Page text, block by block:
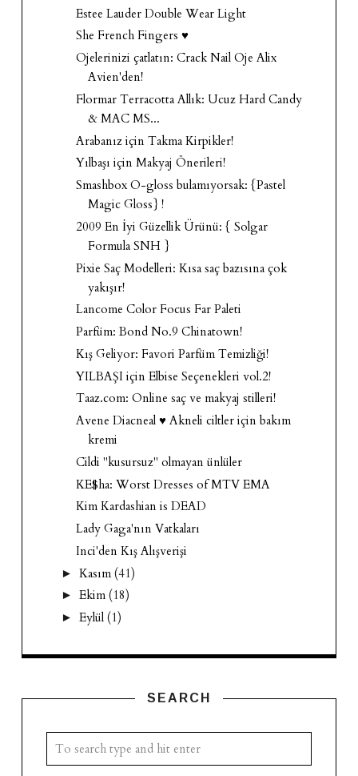
Estee Lauder Double Wear Light
She French Fingers ♥
Ojelerinizi çatlatın: Crack Nail Oje Alix
Avien'den!
Flormar Terracotta Allık: Ucuz Hard Candy
& MAC MS...
Arabanız için Takma Kirpikler!
Yılbaşı için Makyaj Önerileri!
Smashbox O-gloss bulamıyorsak: {Pastel
Magic Gloss} !
2009 En İyi Güzellik Ürünü: { Solgar
Formula SNH }
Pixie Saç Modelleri: Kısa saç bazısına çok
yakışır!
Lancome Color Focus Far Paleti
Parfüm: Bond No.9 Chinatown!
Kış Geliyor: Favori Parfüm Temizliği!
YILBAŞI için Elbise Seçenekleri vol.2!
Taaz.com: Online saç ve makyaj stilleri!
Avene Diacneal ♥ Akneli ciltler için bakım
kremi
Cildi "kusursuz" olmayan ünlüler
KE$ha: Worst Dresses of MTV EMA
Kim Kardashian is DEAD
Lady Gaga'nın Vatkaları
Inci'den Kış Alışverişi
► Kasım (41)
► Ekim (18)
► Eylül (1)
SEARCH